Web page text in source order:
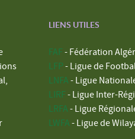
LIENS UTILES
FAF - Fédération
LFP - Ligue de
LNFA - Ligue
LIRF - Ligue Inter-
LRFA - Ligue
LWFA - Ligue de